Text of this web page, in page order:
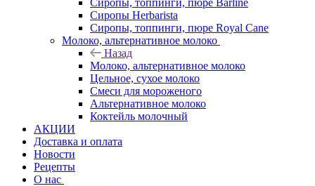
Сиропы, топпинги, пюре Barline
Сиропы Herbarista
Сиропы, топпинги, пюре Royal Cane
Молоко, альтернативное молоко
Назад
Молоко, альтернативное молоко
Цельное, сухое молоко
Смеси для мороженого
Альтернативное молоко
Коктейль молочный
АКЦИИ
Доставка и оплата
Новости
Рецепты
О нас